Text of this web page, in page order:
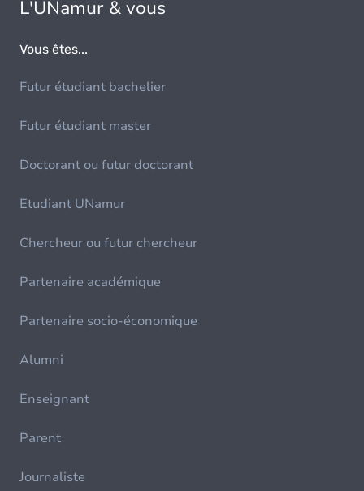
L'UNamur & vous
Vous êtes...
Futur étudiant bachelier
Futur étudiant master
Doctorant ou futur doctorant
Etudiant UNamur
Chercheur ou futur chercheur
Partenaire académique
Partenaire socio-économique
Alumni
Enseignant
Parent
Journaliste